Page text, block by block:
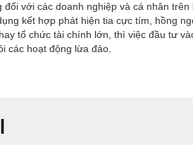
với các doanh nghiệp và cá nhân
kết hợp phát hiện tia cực tím, hồng
tổ chức tài chính lớn, thì việc đầu tư
các hoạt động lừa đảo.